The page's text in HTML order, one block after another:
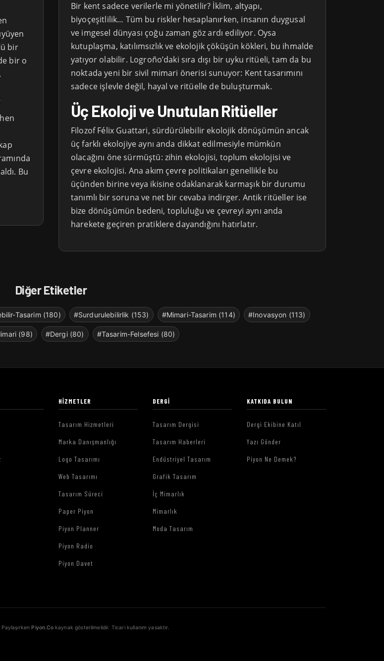
bir
bir o
Bu
Bir kent sadece verilerle mi yönetilir? İklim, altyapı,
biyoçeşitlilik… Tüm bu riskler hesaplanırken, insanın duygusal
ve imgesel dünyası çoğu zaman göz ardı ediliyor. Oysa
kutuplaşma, katılımsızlık ve ekolojik çöküşün kökleri, bu ihmalde
yatıyor olabilir. Logroño’daki sıra dışı bir uyku ritüeli, tam da bu
noktada yeni bir sivil mimari önerisi sunuyor: Kent tasarımını
sadece işlevle değil, hayal ve ritüelle de buluşturmak.
Üç Ekoloji ve Unutulan Ritüeller
Filozof Félix Guattari, sürdürülebilir ekolojik dönüşümün ancak
üç farklı ekolojiye aynı anda dikkat edilmesiyle mümkün
olacağını öne sürmüştü: zihin ekolojisi, toplum ekolojisi ve
çevre ekolojisi. Ana akım çevre politikaları genellikle bu
üçünden birine veya ikisine odaklanarak karmaşık bir durumu
tanımlı bir soruna ve net bir cevaba indirger. Antik ritüeller ise
bize dönüşümün bedeni, topluluğu ve çevreyi aynı anda
harekete geçiren pratiklere dayandığını hatırlatır.
Diğer Etiketler
Tasarim (180) #Surdurulebilirlik (153) #Mimari-Tasarim (114) #Inovasyon (113)
(98) #Dergi (80) #Tasarim-Felsefesi (80)
HIZMETLER
Tasarım Hizmetleri
Marka Danışmanlığı
Logo Tasarımı
Web Tasarımı
Tasarım Süreci
Paper Piyon
Piyon Planner
Piyon Radio
Piyon Davet
DERGI
Tasarım Dergisi
Tasarım Haberleri
Endüstriyel Tasarım
Grafik Tasarım
İç Mimarlık
Mimarlık
Moda Tasarım
KATKIDA BULUN
Dergi Ekibine Katıl
Yazı Gönder
Piyon Ne Demek?
Paylaşırken Piyon.Cokaynak gösterilmelidir. Ticari kullanım yasaktır.